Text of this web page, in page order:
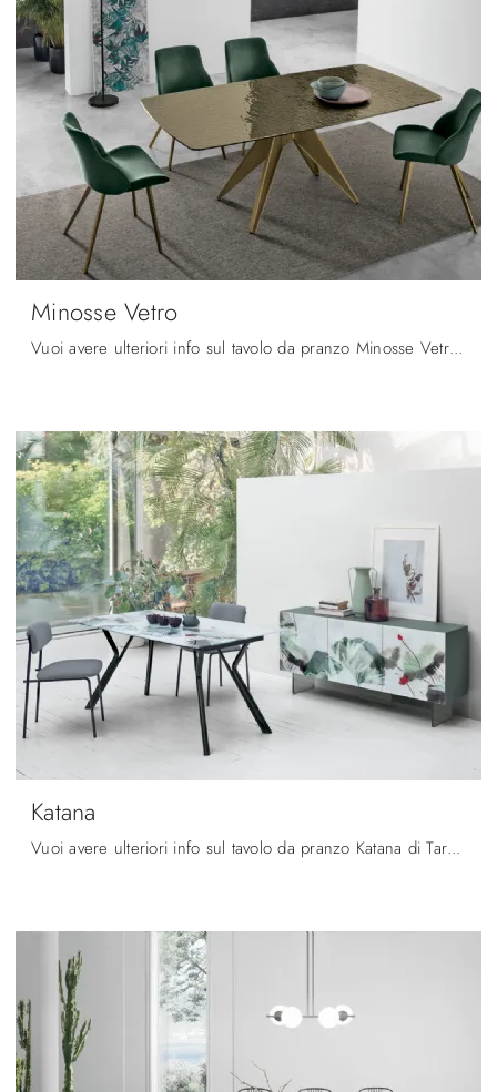
Minosse Vetro
Vuoi avere ulteriori info sul tavolo da pranzo Minosse Vetro di Target Point? Clicca e ottieni informazioni sui modelli fissi del marchio.
Katana
Vuoi avere ulteriori info sul tavolo da pranzo Katana di Target Point? Clicca e ottieni informazioni sui modelli allungabili del marchio.